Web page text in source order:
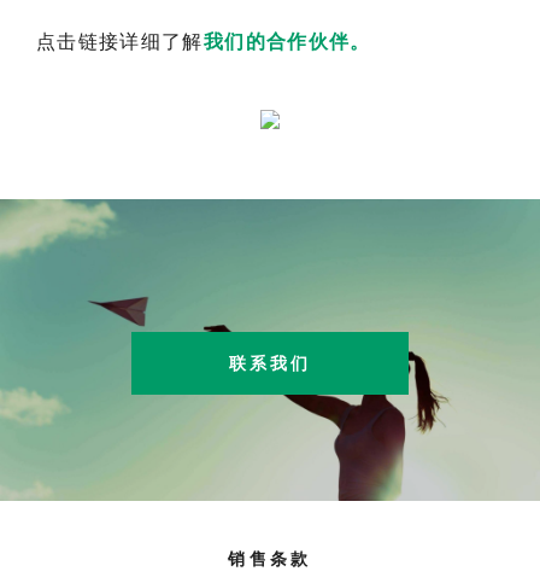
点击链接详细了解我们的合作伙伴。
联系我们
销售条款